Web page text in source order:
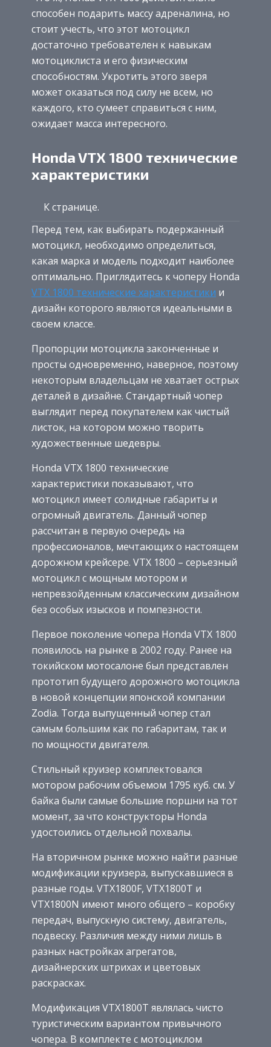
способен подарить массу адреналина, но
стоит учесть, что этот мотоцикл
достаточно требователен к навыкам
мотоциклиста и его физическим
способностям. Укротить этого зверя
может оказаться под силу не всем, но
каждого, кто сумеет справиться с ним,
ожидает масса интересного.
Honda VTX 1800 технические
характеристики
К странице.
Перед тем, как выбирать подержанный
мотоцикл, необходимо определиться,
какая марка и модель подходит наиболее
оптимально. Приглядитесь к чоперу Honda
VTX 1800 технические характеристики и
дизайн которого являются идеальными в
своем классе.
Пропорции мотоцикла законченные и
просты одновременно, наверное, поэтому
некоторым владельцам не хватает острых
деталей в дизайне. Стандартный чопер
выглядит перед покупателем как чистый
листок, на котором можно творить
художественные шедевры.
Honda VTX 1800 технические
характеристики показывают, что
мотоцикл имеет солидные габариты и
огромный двигатель. Данный чопер
рассчитан в первую очередь на
профессионалов, мечтающих о настоящем
дорожном крейсере. VTX 1800 – серьезный
мотоцикл с мощным мотором и
непревзойденным классическим дизайном
без особых изысков и помпезности.
Первое поколение чопера Honda VTX 1800
появилось на рынке в 2002 году. Ранее на
токийском мотосалоне был представлен
прототип будущего дорожного мотоцикла
в новой концепции японской компании
Zodia. Тогда выпущенный чопер стал
самым большим как по габаритам, так и
по мощности двигателя.
Стильный круизер комплектовался
мотором рабочим объемом 1795 куб. см. У
байка были самые большие поршни на тот
момент, за что конструкторы Honda
удостоились отдельной похвалы.
На вторичном рынке можно найти разные
модификации круизера, выпускавшиеся в
разные годы. VTX1800F, VTX1800T и
VTX1800N имеют много общего – коробку
передач, выпускную систему, двигатель,
подвеску. Различия между ними лишь в
разных настройках агрегатов,
дизайнерских штрихах и цветовых
раскрасках.
Модификация VTX1800T являлась чисто
туристическим вариантом привычного
чопера. В комплекте с мотоциклом